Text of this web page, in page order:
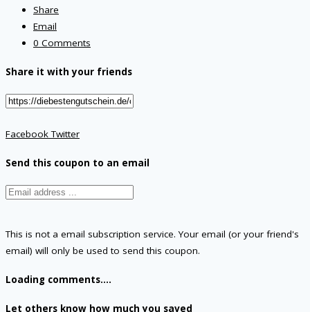
Share
Email
0 Comments
Share it with your friends
FacebookTwitter
Send this coupon to an email
This is not a email subscription service. Your email (or your friend's
email) will only be used to send this coupon.
Loading comments....
Let others know how much you saved